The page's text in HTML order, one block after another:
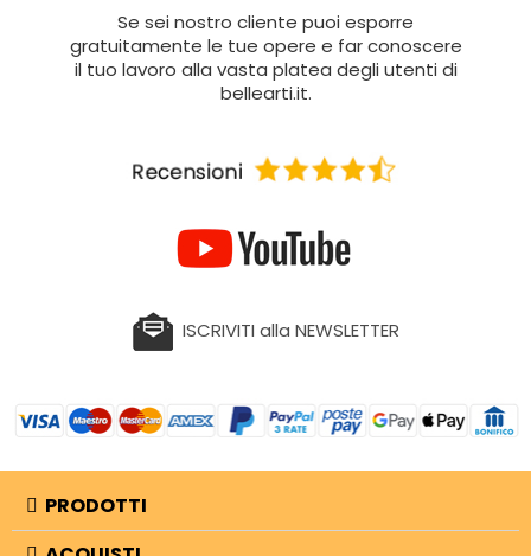
Se sei nostro cliente puoi esporre
gratuitamente le tue opere e far conoscere
il tuo lavoro alla vasta platea degli utenti di
bellearti.it.
ISCRIVITI alla NEWSLETTER
PRODOTTI